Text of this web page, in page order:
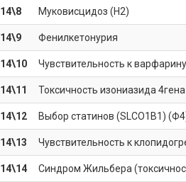
14\8 Муковисцидоз (Н2)
14\9 Фенилкетонурия
14\10 Чувствительность к
14\11 Токсичность изониазида
14\12 Выбор статинов (SLCO1B1)
14\13 Чувствительность к
14\14 Синдром Жильбера